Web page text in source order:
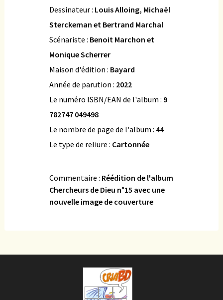
Dessinateur : Louis Alloing, Michaël
Sterckeman et Bertrand Marchal
Scénariste : Benoit Marchon et
Monique Scherrer
Maison d'édition : Bayard
Année de parution : 2022
Le numéro ISBN/EAN de l'album : 9
782747 049498
Le nombre de page de l'album : 44
Le type de reliure : Cartonnée
Commentaire : Réédition de l'album
Chercheurs de Dieu n°15 avec une
nouvelle image de couverture